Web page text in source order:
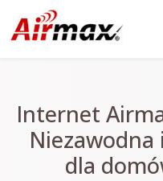
Internet
Niezawodna
dla